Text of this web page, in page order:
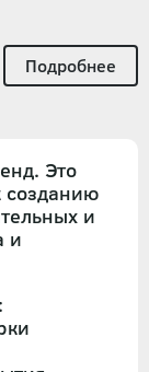
Подробнее
Это
созданию
и
и